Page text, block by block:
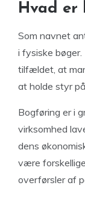
Hvad er
Som navnet
i fysiske
tilfældet, at
at holde styr
Bogføring er i
virksomhed
dens
være
overførsler af